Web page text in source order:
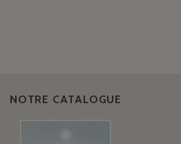
NOTRE CATALOGUE